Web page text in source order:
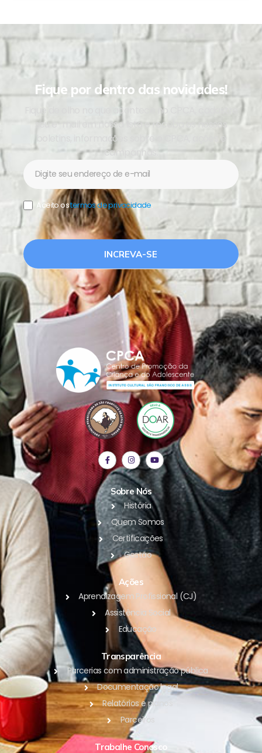
Fique por dentro das novidades!
Fique de olho no que acontece no CPCA, cadastre
seu e-mail em nossa lista e receba os nossos
boletins, informações sobre o CPCA, ações e
campanhas.
Aceito ostermos de privacidade.
INCREVA-SE
Sobre Nós
História
Quem Somos
Certificações
Gestão
Ações
Aprendizagem Profissional (CJ)
Assistência Social
Educação
Transparência
Parcerias com administração pública
Documentação legal
Relatórios e planos
Parceiros
Trabalhe Conosco